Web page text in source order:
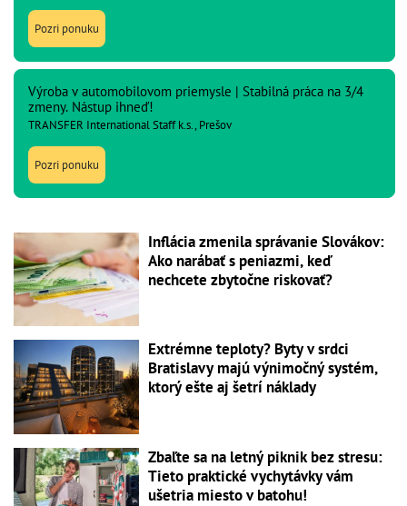
Pozri ponuku
Výroba v automobilovom priemysle | Stabilná práca na 3/4
zmeny. Nástup ihneď!
TRANSFER International Staff k.s., Prešov
Pozri ponuku
Inflácia zmenila správanie Slovákov:
Ako narábať s peniazmi, keď
nechcete zbytočne riskovať?
Extrémne teploty? Byty v srdci
Bratislavy majú výnimočný systém,
ktorý ešte aj šetrí náklady
Zbaľte sa na letný piknik bez stresu:
Tieto praktické vychytávky vám
ušetria miesto v batohu!